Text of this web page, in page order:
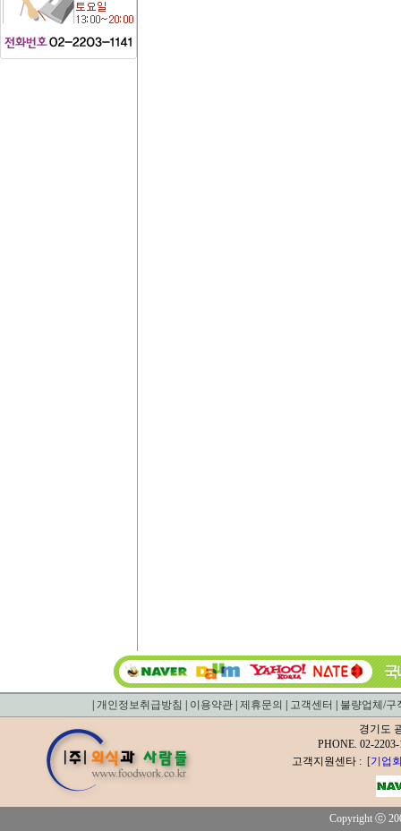
개인정보취급방침 이용약관 제휴문의 고객센터
불량업체/구
경기도
PHONE. 02-
고객지원센타 : [기업
Copyright ⓒ